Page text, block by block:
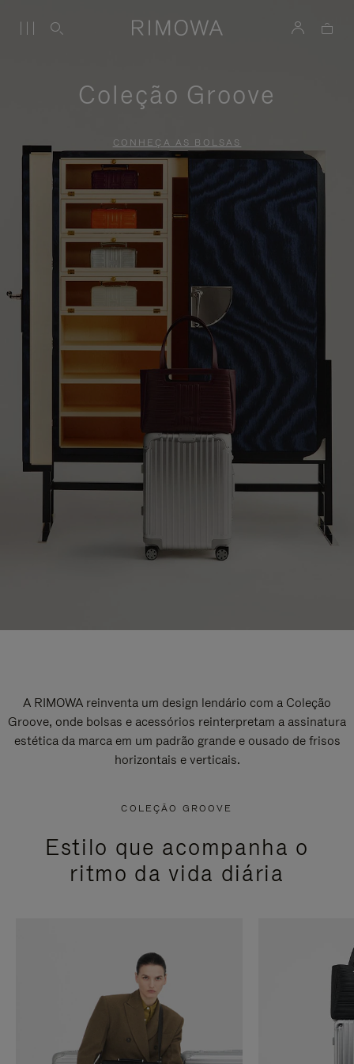
Coleção Groove
CONHEÇA AS BOLSAS
A RIMOWA reinventa um design lendário com a Coleção
Groove, onde bolsas e acessórios reinterpretam a assinatura
estética da marca em um padrão grande e ousado de frisos
horizontais e verticais.
COLEÇÃO GROOVE
Estilo que acompanha o
ritmo da vida diária